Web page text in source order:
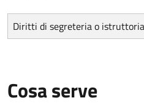
Diritti di segreteria o istruttoria
Cosa serve